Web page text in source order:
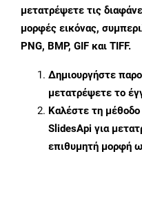
μετατρέψετε τις
μορφές εικόνας,
PNG, BMP, GIF και TIFF.
Δημιουργήστε
μετατρέψετε το
Καλέστε τη μέθοδο
SlidesApi για
επιθυμητή μορφή